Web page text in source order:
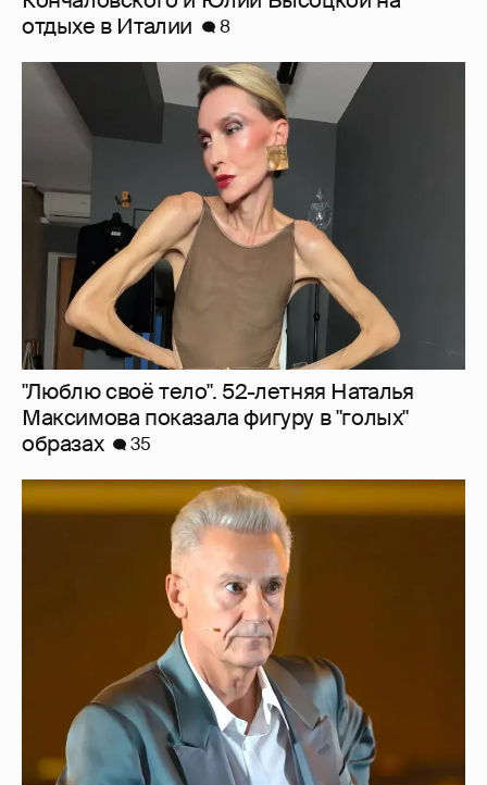
"Люблю своё тело". 52-летняя Наталья
Максимова показала фигуру в "голых"
"Сломанные судьбы". Олег Меньшиков
призвал закрыть неэффективные
театральные вузы в России